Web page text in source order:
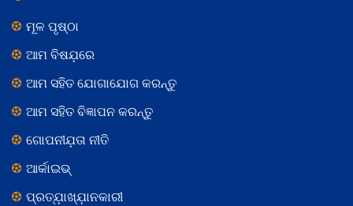
ମୂଳ ପୃଷ୍ଠା
ଆମ ବିଷଯ଼ରେ
ଆମ ସହିତ ଯୋଗାଯୋଗ କରନ୍ତୁ
ଆମ ସହିତ ବିଜ୍ଞାପନ କରନ୍ତୁ
ଗୋପନୀଯ଼ତା ନୀତି
ଆର୍କାଇଭ୍
ପ୍ରତ୍ଯ଼ାଖ୍ଯ଼ାନକାରୀ